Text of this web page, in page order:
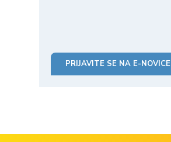
PRIJAVITE SE NA E-NOVICE